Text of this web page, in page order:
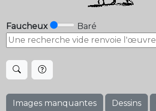
Faucheux Baré
Images manquantes Dessins